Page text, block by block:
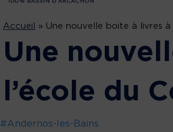
Accueil » Une nouvelle boite à livres à
Une
l’école du
#Andernos-les-Bains